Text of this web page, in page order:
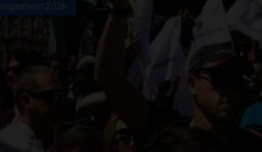
2026
AANMELDEN NIEUWSBRIEF